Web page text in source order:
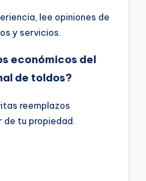
lee opiniones de
y servicios.
económicos del
de toldos?
reemplazos
tu propiedad.